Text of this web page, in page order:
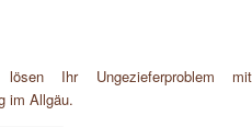
Ihr Ungezieferproblem mit
im Allgäu.